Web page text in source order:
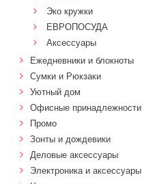
Эко кружки
ЕВРОПОСУДА
Аксессуары
Ежедневники и блокноты
Сумки и Рюкзаки
Уютный дом
Офисные принадлежности
Промо
Зонты и дождевики
Деловые аксессуары
Электроника и аксессуары